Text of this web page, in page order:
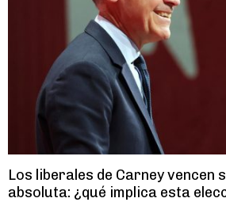
Los liberales de Carney vencen
absoluta: ¿qué implica esta